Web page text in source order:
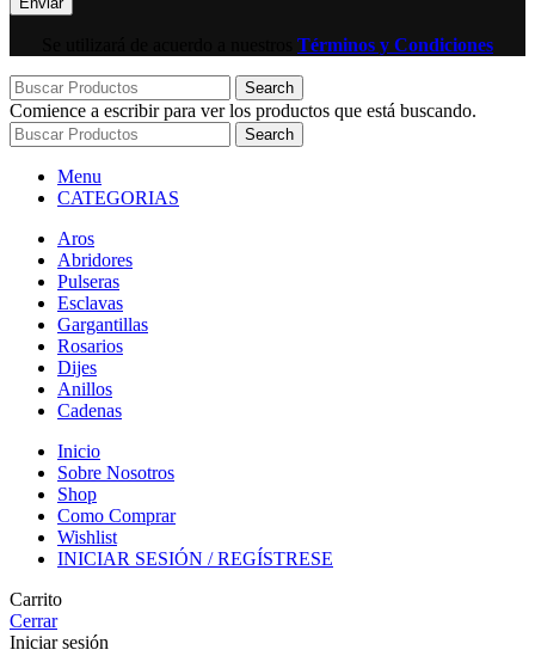
Términos y Condiciones
Search
Comience a escribir para ver los productos que está buscando.
Search
Menu
CATEGORIAS
Aros
Abridores
Pulseras
Esclavas
Gargantillas
Rosarios
Dijes
Anillos
Cadenas
Inicio
Sobre Nosotros
Shop
Como Comprar
Wishlist
INICIAR SESIÓN / REGÍSTRESE
Carrito
Cerrar
Iniciar sesión